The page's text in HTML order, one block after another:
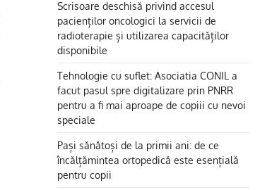
Scrisoare deschisă privind accesul
pacienților oncologici la servicii de
radioterapie și utilizarea capacităților
disponibile
Tehnologie cu suflet: Asociatia CONIL a
facut pasul spre digitalizare prin PNRR
pentru a fi mai aproape de copiii cu nevoi
speciale
Pași sănătoși de la primii ani: de ce
încălțămintea ortopedică este esențială
pentru copii